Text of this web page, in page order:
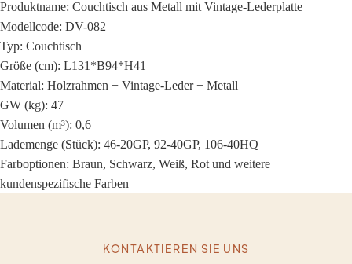
Produktname: Couchtisch aus Metall mit Vintage-Lederplatte
Modellcode: DV-082
Typ: Couchtisch
Größe (cm): L131*B94*H41
Material: Holzrahmen + Vintage-Leder + Metall
GW (kg): 47
Volumen (m³): 0,6
Lademenge (Stück): 46-20GP, 92-40GP, 106-40HQ
Farboptionen: Braun, Schwarz, Weiß, Rot und weitere
kundenspezifische Farben
KONTAKTIEREN SIE UNS